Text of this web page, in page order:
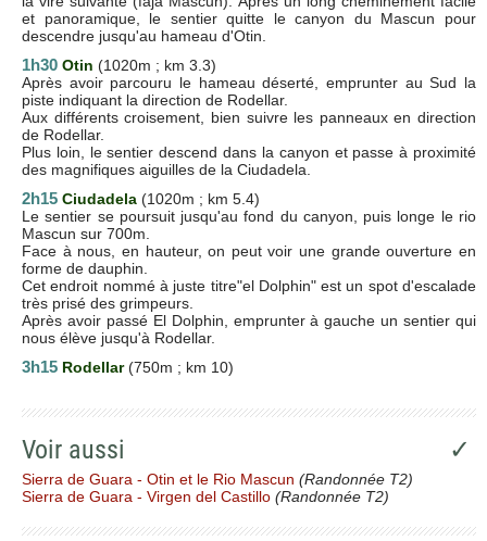
et panoramique, le sentier quitte le canyon du Mascun pour
descendre jusqu'au hameau d'Otin.
1h30 Otin (1020m ; km 3.3)
Après avoir parcouru le hameau déserté, emprunter au Sud la
piste indiquant la direction de Rodellar.
Aux différents croisement, bien suivre les panneaux en direction
de Rodellar.
Plus loin, le sentier descend dans la canyon et passe à proximité
des magnifiques aiguilles de la Ciudadela.
2h15 Ciudadela (1020m ; km 5.4)
Le sentier se poursuit jusqu'au fond du canyon, puis longe le rio
Mascun sur 700m.
Face à nous, en hauteur, on peut voir une grande ouverture en
forme de dauphin.
Cet endroit nommé à juste titre"el Dolphin" est un spot d'escalade
très prisé des grimpeurs.
Après avoir passé El Dolphin, emprunter à gauche un sentier qui
nous élève jusqu'à Rodellar.
3h15 Rodellar (750m ; km 10)
Voir aussi ✓
Sierra de Guara - Otin et le Rio Mascun (Randonnée T2)
Sierra de Guara - Virgen del Castillo (Randonnée T2)